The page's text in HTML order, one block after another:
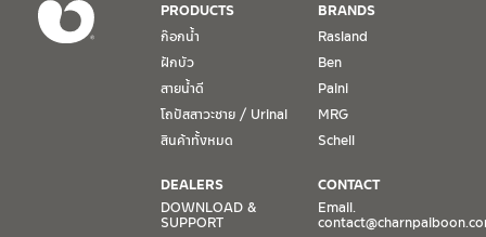
1. การรับประกัน จะต้องมีหลักฐานการซื้อ หรือ ใบเสร็จ โดยทางบริษัทฯ
ขอตรวจสอบโดยนับวันซื้อขายเป็นสำคัญ ทางบริษัทฯ ไม่สามารถให้
เงื่อนไขการรับประกันสินค้าได้ หากไม่มีเอกสารดังกล่าว
2. การรับประกันสินค้า จะรับประกันฉพาะสินค้าที่อยู่ในสภาพการใช้งาน
ปกติ หากมีตำหนิ ชำรุด ร้าว ตกพื้น หรือสภาพภายนอกอยู่ในสภาพที่ใช้
3. การรับประกันสินค้า จะรับประกันเฉพาะชิ้นส่วนที่แจ้ง เช่น ก๊อกน้ำ จะ
รับประกันเฉพาะวาล์วก๊อกน้ำไม่รั่วซึม ดังนั้นการรับประกันจะเป็นการ
PRODUCTS
ก๊อกน้ำ
ฝักบัว
สายน้ำดี
โถปัสสาวะชาย / Urinal
สินค้าทั้งหมด
BRANDS
Rasland
Ben
Paini
MRG
Schell
DEALERS
DOWNLOAD &
SUPPORT
CONTACT
Email.